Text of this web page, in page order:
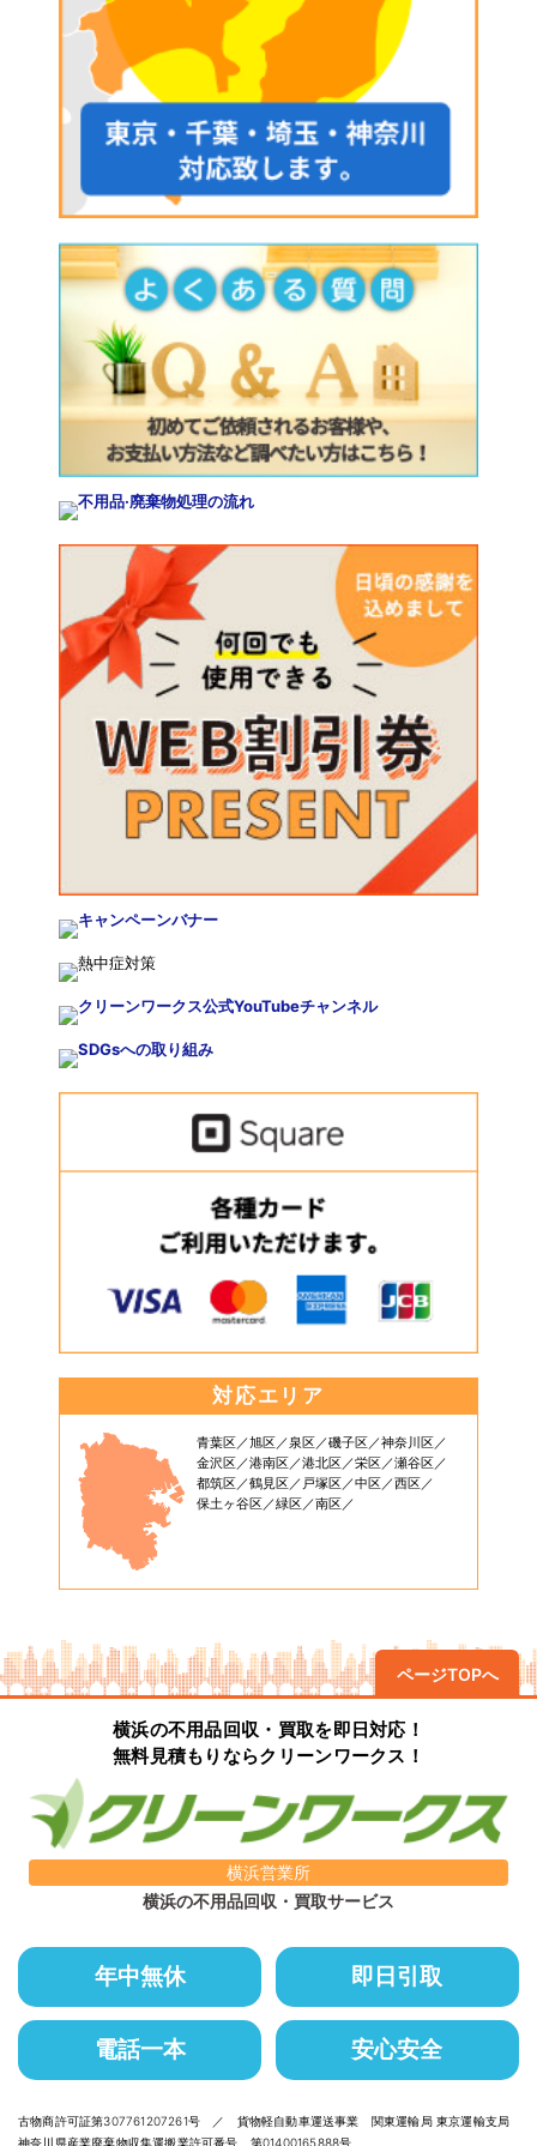
対応エリア
青葉区 旭区 泉区 磯子区
神奈川区
金沢区
港南区 港北区 栄区
瀬谷区
都筑区
鶴見区 戸塚区 中区
西区
保土ヶ谷区
緑区 南区
ページTOPへ
横浜の不用品回収・買取を即日対応！
無料見積もりならクリーンワークス！
横浜営業所
横浜の不用品回収・買取サービス
年中無休 即日引取
電話一本 安心安全
古物商許可証第307761207261号 ／ 貨物軽自動車運送事業 関東運輸局 東京運輸支局
神奈川県産業廃棄物収集運搬業許可番号 第01400165888号